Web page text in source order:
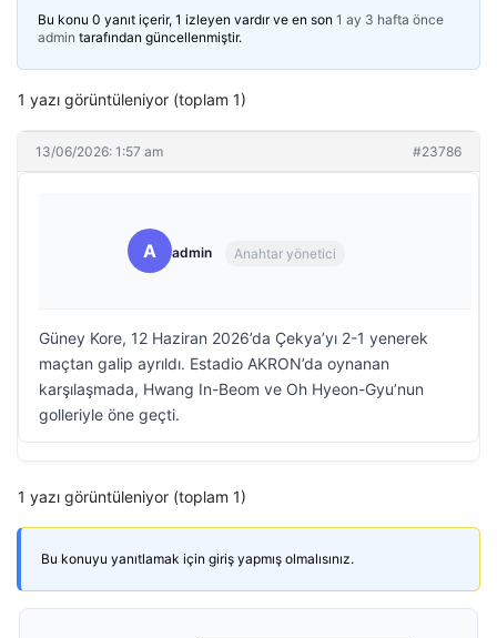
Bu konu 0 yanıt içerir, 1 izleyen vardır ve en son 1 ay 3 hafta önce
admin tarafından güncellenmiştir.
1 yazı görüntüleniyor (toplam 1)
13/06/2026: 1:57 am #23786
A admin Anahtar yönetici
Güney Kore, 12 Haziran 2026’da Çekya’yı 2-1 yenerek
maçtan galip ayrıldı. Estadio AKRON’da oynanan
karşılaşmada, Hwang In-Beom ve Oh Hyeon-Gyu’nun
golleriyle öne geçti.
1 yazı görüntüleniyor (toplam 1)
Bu konuyu yanıtlamak için giriş yapmış olmalısınız.